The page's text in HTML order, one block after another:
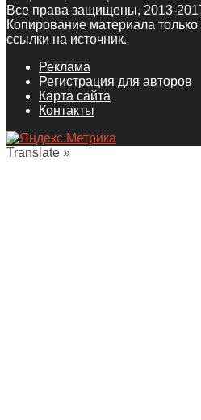
Все права защищены, 2013-
Копирование материала
ссылки на источник.
Реклама
Регистрация для авторов
Карта сайта
Контакты
Translate »